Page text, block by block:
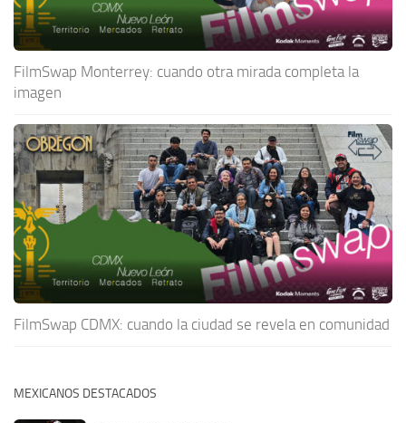
FilmSwap Monterrey: cuando otra mirada completa la
imagen
FilmSwap CDMX: cuando la ciudad se revela en comunidad
MEXICANOS DESTACADOS